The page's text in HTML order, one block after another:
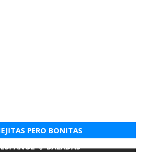
PERO BONITAS
💘 BALADAS